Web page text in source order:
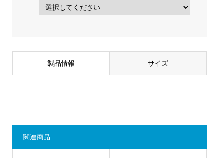
製品情報 サイズ
関連商品